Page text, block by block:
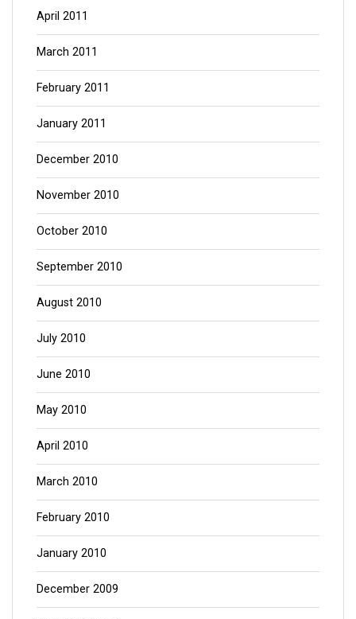
April 2011
March 2011
February 2011
January 2011
December 2010
November 2010
October 2010
September 2010
August 2010
July 2010
June 2010
May 2010
April 2010
March 2010
February 2010
January 2010
December 2009